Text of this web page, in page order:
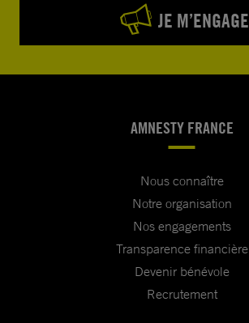
JE M’ENGAGE
AMNESTY FRANCE
Nous connaître
Notre organisation
Nos engagements
Transparence financière
Devenir bénévole
Recrutement